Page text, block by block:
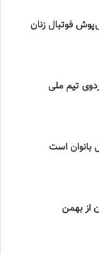
بانوان است
از بهمن